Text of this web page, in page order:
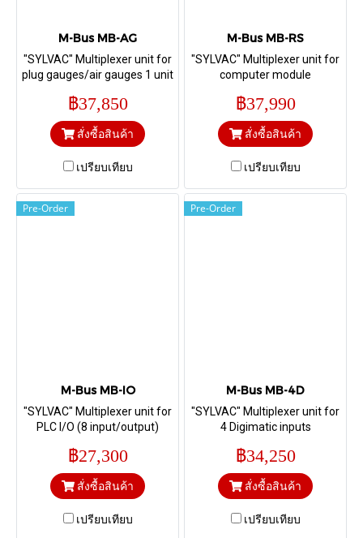
M-Bus MB-AG
"SYLVAC" Multiplexer unit for
plug gauges/air gauges 1 unit
฿37,850
สั่งซื้อสินค้า
เปรียบเทียบ
M-Bus MB-RS
"SYLVAC" Multiplexer unit for
computer module
฿37,990
สั่งซื้อสินค้า
เปรียบเทียบ
Pre-Order
M-Bus MB-IO
"SYLVAC" Multiplexer unit for
PLC I/O (8 input/output)
฿27,300
สั่งซื้อสินค้า
เปรียบเทียบ
Pre-Order
M-Bus MB-4D
"SYLVAC" Multiplexer unit for
4 Digimatic inputs
฿34,250
สั่งซื้อสินค้า
เปรียบเทียบ